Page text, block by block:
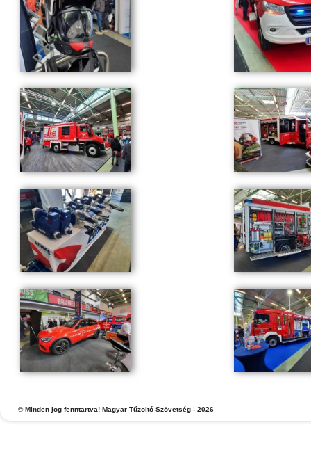
©Minden jog fenntartva! Magyar Tűzoltó Szövetség - 2026